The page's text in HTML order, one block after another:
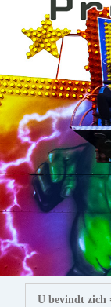
U bevindt